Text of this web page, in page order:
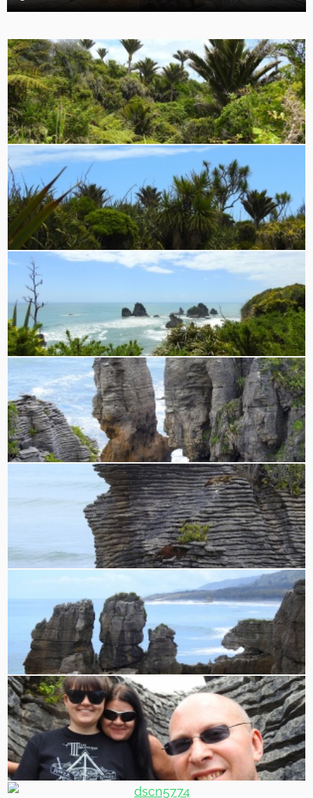
Hinter Greymouth mischen sich unter die
Farnbäume auch Palmen
Hinter dem exotischen Urwald beginnt die
Tasmanische See
Felsformation auf dem Weg zu den Pancakes.
Findet den Hasen!
Die Pancake Rocks
…sehen aus wie geschichtete versteinerte
Eierkuchen – oder?
Fantasie ist gefragt? Was seht ihr hier???
Wir!